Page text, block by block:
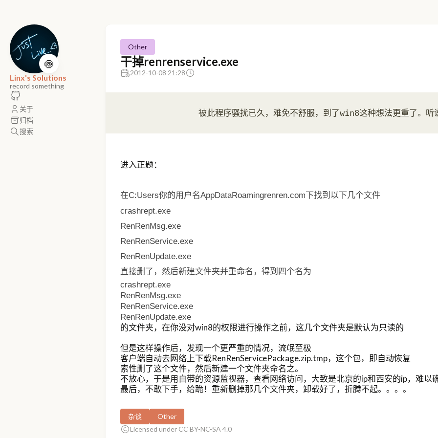
🍥
Linx's Solutions
record something
关于
归档
搜索
Other
干掉renrenservice.exe
2012-10-08 21:28
进入正题：
在C:Users你的用户名AppDataRoamingrenren.com下找到以下几个文件
crashrept.exe
RenRenMsg.exe
RenRenService.exe
RenRenUpdate.exe
直接删了，然后新建文件夹并重命名，得到四个名为
crashrept.exe
RenRenMsg.exe
RenRenService.exe
RenRenUpdate.exe
的文件夹，在你没对win8的权限进行操作之前，这几个文件夹是默认为只读的
但是这样操作后，发现一个更严重的情况，流氓至极
客户端自动去网络上下载RenRenServicePackage.zip.tmp，这个包，即自动恢复
索性删了这个文件，然后新建一个文件夹命名之。
不放心，于是用自带的资源监视器，查看网络访问，大致是北京的ip和西安的ip，难以
最后，不敢下手，给跪！重新删掉那几个文件夹，卸载好了，折腾不起。。。。
杂谈
Other
Licensed under CC BY-NC-SA 4.0